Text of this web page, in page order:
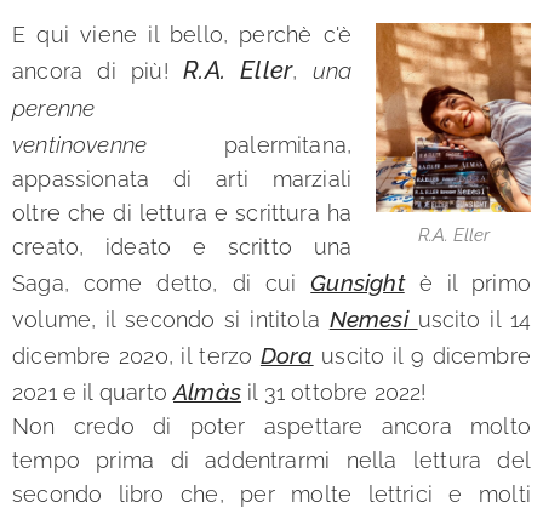
R.A. Eller
E qui viene il bello, perchè c'è
ancora di più!R.A. Eller, una
perenne
ventinovenne palermitana,
appassionata di arti marziali
oltre che di lettura e scrittura ha
creato, ideato e scritto una
Saga, come detto, di cuiGunsightè il primo
volume, il secondo si intitola Nemesi uscito il 14
dicembre 2020, il terzo Dora uscito il 9 dicembre
2021 e il quartoAlmàsil 31 ottobre 2022!
Non credo di poter aspettare ancora molto
tempo prima di addentrarmi nella lettura del
secondo libro che, per molte lettrici e molti